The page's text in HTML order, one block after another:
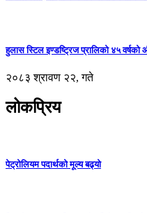
हुलास स्टिल इण्डष्ट्रिज प्रालिको ४५ वर्षको
२०८३ श्रावण २२, गते
लोकप्रिय
पेट्रोलियम पदार्थको मूल्य बढ्यो